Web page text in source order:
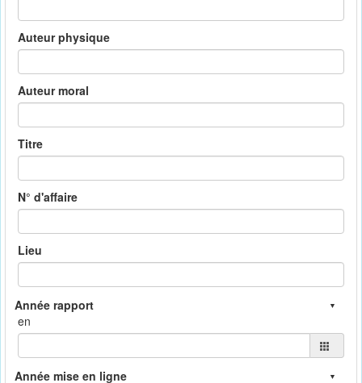
Auteur physique
Auteur moral
Titre
N° d'affaire
Lieu
en